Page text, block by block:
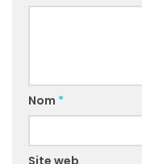
Nom *
Site web